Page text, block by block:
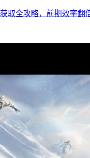
取全攻略，前期效率翻